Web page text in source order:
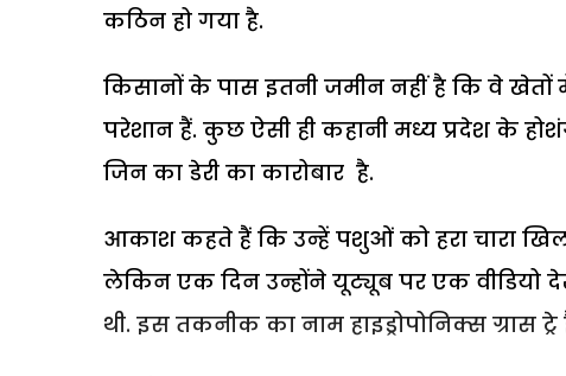
कठिन हो गया है.
किसानों के पास इतनी जमीन नहीं है कि वे
परेशान हैं. कुछ ऐसी ही कहानी मध्य प्रदेश के
जिन का डेरी का कारोबार है.
आकाश कहते हैं कि उन्हें पशुओं को हरा चारा
लेकिन एक दिन उन्होंने यूट्यूब पर एक वीडियो
थी. इस तकनीक का नाम हाइड्रोपोनिक्स ग्रास ट्रे